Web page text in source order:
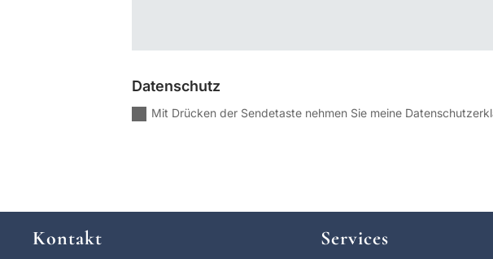
Datenschutz
Mit Drücken der Sendetaste nehmen Sie meine
Kontakt Services